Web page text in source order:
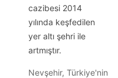
cazibesi 2014
yılında keşfedilen
yer altı şehri ile
artmıştır.
Nevşehir, Türkiye'nin